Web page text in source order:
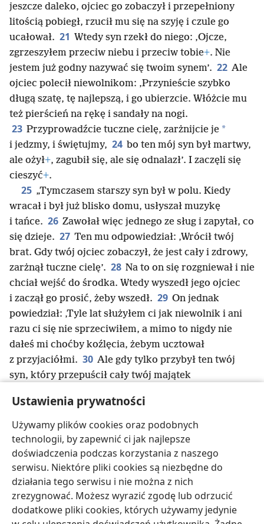
Ustawienia prywatności
Używamy plików cookies oraz podobnych
technologii, by zapewnić ci jak najlepsze
doświadczenia podczas korzystania z naszego
serwisu. Niektóre pliki cookies są niezbędne do
działania tego serwisu i nie można z nich
zrezygnować. Możesz wyrazić zgodę lub odrzucić
dodatkowe pliki cookies, których używamy jedynie
jeszcze daleko, ojciec go zobaczył i przepełniony
litością pobiegł, rzucił mu się na szyję i czule go
ucałował. 21 Wtedy syn rzekł do niego: ‚Ojcze,
zgrzeszyłem przeciw niebu i przeciw tobie+. Nie
jestem już godny nazywać się twoim synem’. 22 Ale
ojciec polecił niewolnikom: ‚Przynieście szybko
długą szatę, tę najlepszą, i go ubierzcie. Włóżcie mu
też pierścień na rękę i sandały na nogi.
23 Przyprowadźcie tuczne cielę, zarżnijcie je *
i jedzmy, i świętujmy, 24 bo ten mój syn był martwy,
ale ożył+, zagubił się, ale się odnalazł’. I zaczęli się
cieszyć+.
25 „Tymczasem starszy syn był w polu. Kiedy
wracał i był już blisko domu, usłyszał muzykę
i tańce. 26 Zawołał więc jednego ze sług i zapytał, co
się dzieje. 27 Ten mu odpowiedział: ‚Wrócił twój
brat. Gdy twój ojciec zobaczył, że jest cały i zdrowy,
zarżnął tuczne cielę’. 28 Na to on się rozgniewał i nie
chciał wejść do środka. Wtedy wyszedł jego ojciec
i zaczął go prosić, żeby wszedł. 29 On jednak
powiedział: ‚Tyle lat służyłem ci jak niewolnik i ani
razu ci się nie sprzeciwiłem, a mimo to nigdy nie
dałeś mi choćby koźlęcia, żebym ucztował
z przyjaciółmi. 30 Ale gdy tylko przybył ten twój
syn, który przepuścił cały twój majątek
31 Wtedy ojciec rzekł: ‚Synu, ty zawsze byłeś ze mną
i wszystko, co moje, jest twoje. 32 A twój brat był
martwy, ale ożył, zagubił się, ale się odnalazł.
Musieliśmy więc świętować i się cieszyć’”.
polski Udostępnij Ustawienia